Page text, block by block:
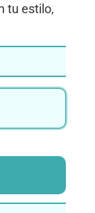
tu estilo,